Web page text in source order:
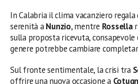
In Calabria il clima vacanziero
serenità aNunzio, mentre Rossella
sulla proposta ricevuta, consapevole
genere potrebbe cambiare
Sul fronte sentimentale, la crisi tra
offrire una nuova occasione a